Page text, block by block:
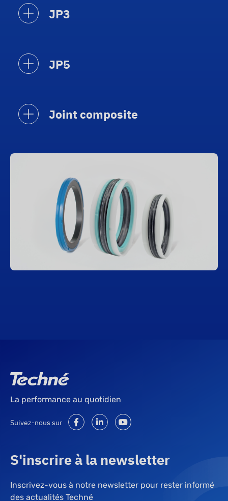
JP3
JP5
Joint composite
La performance au quotidien
Suivez-nous sur
S'inscrire à la newsletter
Inscrivez-vous à notre newsletter pour rester informé
des actualités Techné